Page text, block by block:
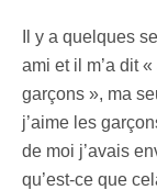
Il y a quelques
ami et il m’a dit
garçons », ma
j’aime les
de moi j’avais
qu’est-ce que